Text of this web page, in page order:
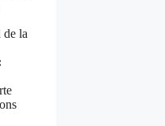
de la